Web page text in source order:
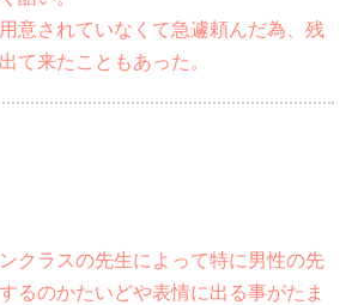
意されていなくて急遽頼んだ為、残
て来たこともあった。
クラスの先生によって特に男性の先
るのかたいどや表情に出る事がたま